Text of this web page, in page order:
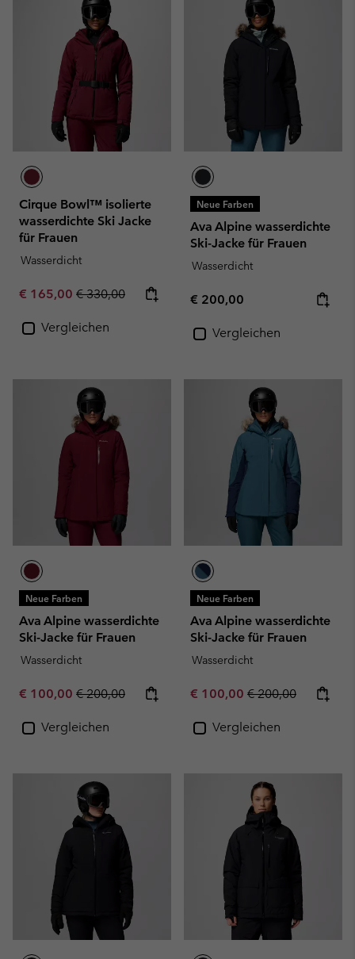
Cirque Bowl™ isolierte
wasserdichte Ski Jacke
für Frauen
Wasserdicht
Sale price:
€ 165,00 Regular price:
€ 330,00
Vergleichen
Neue Farben
Ava Alpine wasserdichte
Ski-Jacke für Frauen
Wasserdicht
Regular price:
€ 200,00
Vergleichen
Neue Farben
Ava Alpine wasserdichte
Ski-Jacke für Frauen
Wasserdicht
Sale price:
€ 100,00 Regular price:
€ 200,00
Vergleichen
Neue Farben
Ava Alpine wasserdichte
Ski-Jacke für Frauen
Wasserdicht
Sale price:
€ 100,00 Regular price:
€ 200,00
Vergleichen